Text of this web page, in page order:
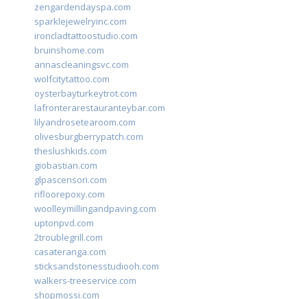
zengardendayspa.com
sparklejewelryinc.com
ironcladtattoostudio.com
bruinshome.com
annascleaningsvc.com
wolfcitytattoo.com
oysterbayturkeytrot.com
lafronterarestauranteybar.com
lilyandrosetearoom.com
olivesburgberrypatch.com
theslushkids.com
giobastian.com
glpascensori.com
rifloorepoxy.com
woolleymillingandpaving.com
uptonpvd.com
2troublegrill.com
casateranga.com
sticksandstonesstudiooh.com
walkers-treeservice.com
shopmossi.com